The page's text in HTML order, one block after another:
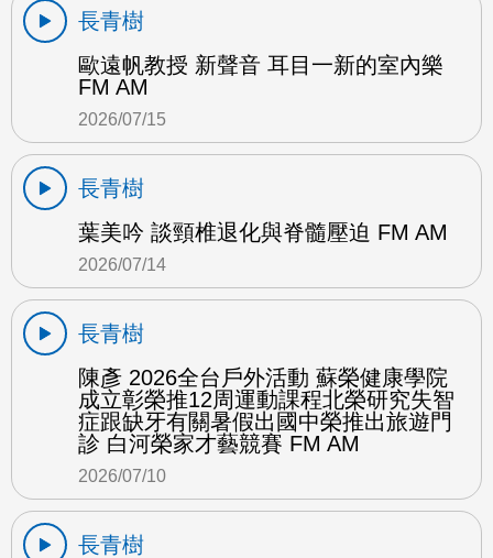
長青樹
歐遠帆教授 新聲音 耳目一新的室內樂
FM AM
2026/07/15
長青樹
葉美吟 談頸椎退化與脊髓壓迫 FM AM
2026/07/14
長青樹
陳彥 2026全台戶外活動 蘇榮健康學院
成立彰榮推12周運動課程北榮研究失智
症跟缺牙有關暑假出國中榮推出旅遊門
診 白河榮家才藝競賽 FM AM
2026/07/10
長青樹